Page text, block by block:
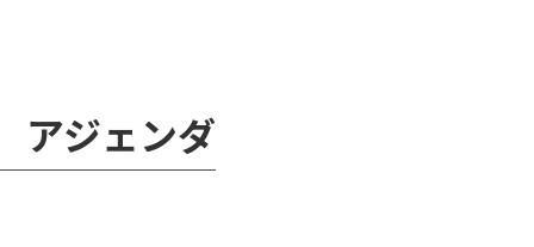
アジェンダ